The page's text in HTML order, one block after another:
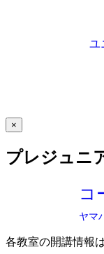
ユ
×
プレジュニ
コ
ヤマ
各教室の開講情報